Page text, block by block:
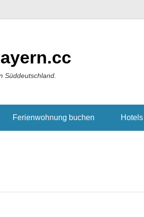
Süddeutschland.
Ferienwohnung buchen Hotels